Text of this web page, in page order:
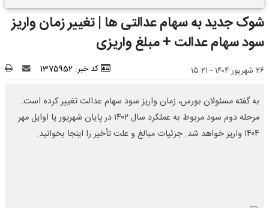
محاسبه می شود؟
شوک جدید به سهام عدالتی ها | تغییر زمان واریز
سود سهام عدالت + مبلغ واریزی
۲۶ شهریور ۱۴۰۴ - ۱۵:۲۱ کد خبر: 1375952
به گفته مسئولان بورس، زمان واریز سود سهام عدالت تغییر کرده است.
مرحله دوم سود مربوط به عملکرد سال ۱۴۰۲ در پایان شهریور یا اوایل مهر
۱۴۰۴ واریز خواهد شد. جزئیات مبالغ و علت تأخیر را اینجا بخوانید.